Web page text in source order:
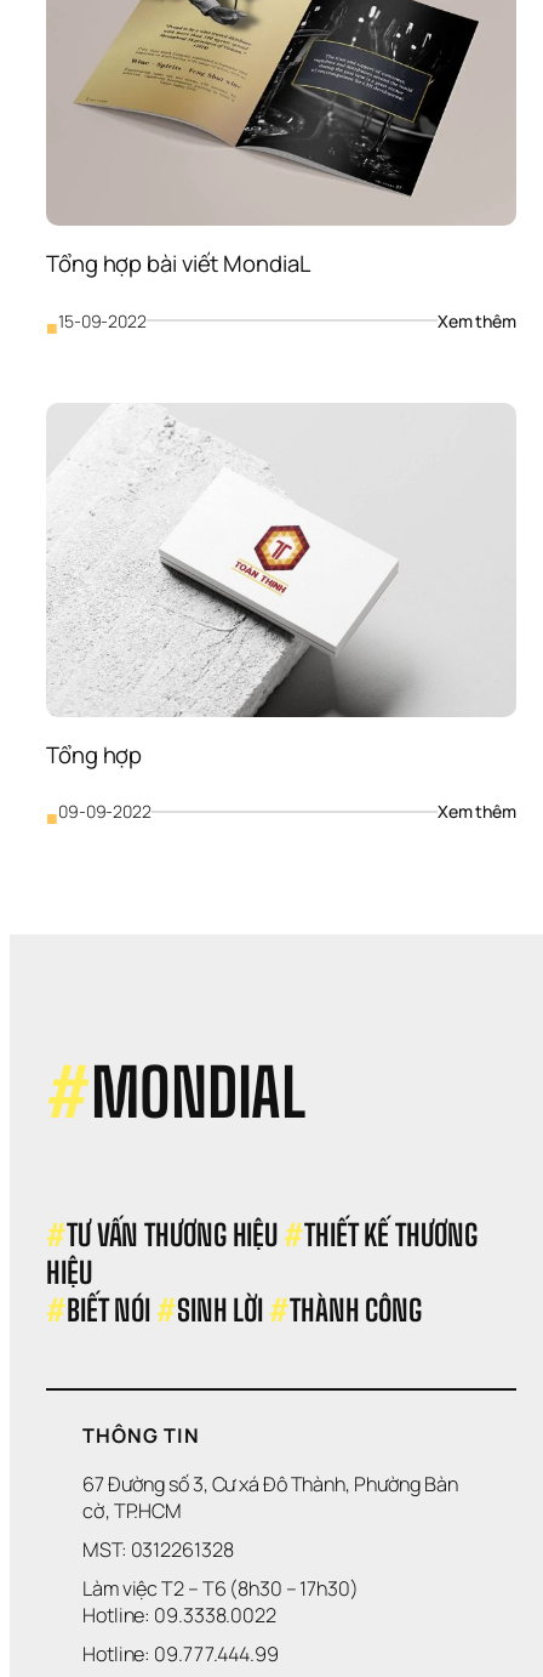
Tổng hợp bài viết MondiaL
■15-09-2022 Xem thêm:
viết
Tổng hợp
■09-09-2022 Xem thêm:
#MONDIAL
#TƯ VẤN THƯƠNG HIỆU #THIẾT KẾ THƯƠNG
HIỆU
#BIẾT NÓI #SINH LỜI #THÀNH CÔNG
THÔNG TIN
67 Đường số 3, Cư xá Đô Thành, Phường Bàn
cờ, TP.HCM
MST: 0312261328
Làm việc T2 – T6 (8h30 – 17h30)
Hotline: 09.3338.0022
Hotline: 09.777.444.99